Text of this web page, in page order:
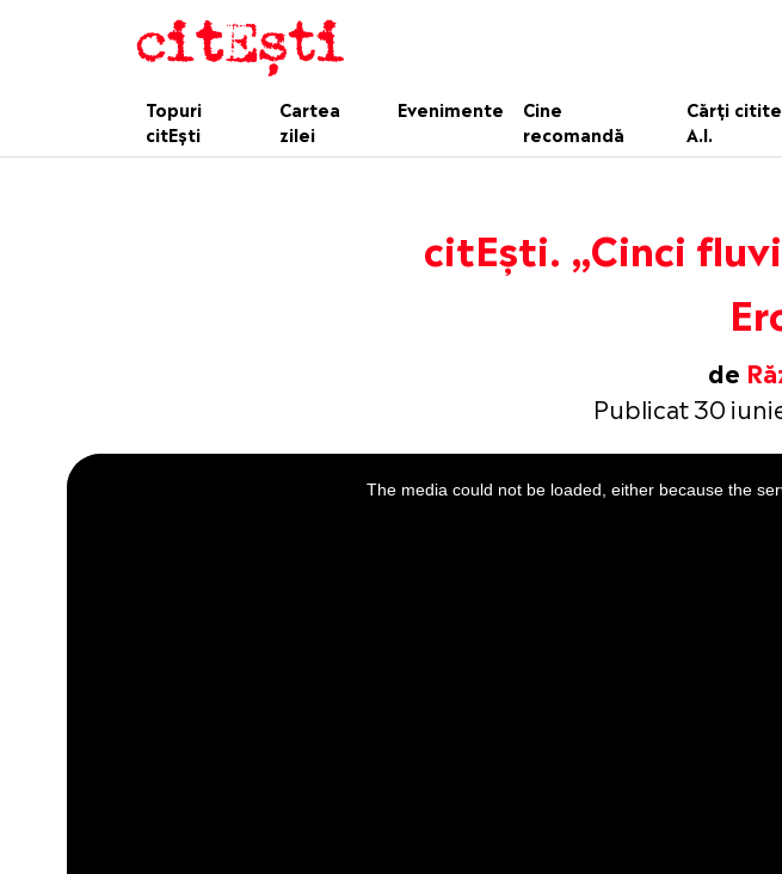
Topuri
citEști
Cartea
zilei
Evenimente
Cine
recomandă
Cărți
A.I.
citEști. „Cinci
de
Publicat 30
This
is
a
The media could not be loaded, either because the